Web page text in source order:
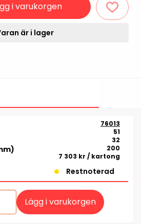
i varukorgen
är i lager
76013
51
32
200
7 303 kr / kartong
Restnoterad
Lägg i varukorgen